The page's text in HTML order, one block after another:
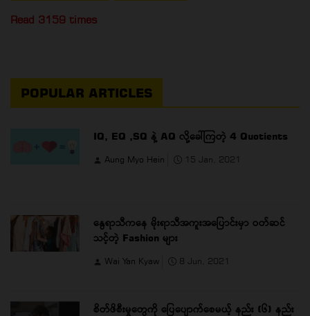
Read 3159 times
POPULAR ARTICLES
IQ, EQ ,SQ နဲ့ AQ လို့ခေါ်ကြတဲ့ 4 Quotients
Aung Myo Hein 15 Jan, 2021
နွေရာသီကနေ မိုးရာသီအကူးအပြောင်းမှာ ဝတ်ဆင်
သင့်တဲ့ Fashion များ
Wai Yan Kyaw 8 Jun, 2021
စိတ်ဖိစီးမှုတွေကို ပြေပျောက်စေမယ့် နည်း (၆) နည်း